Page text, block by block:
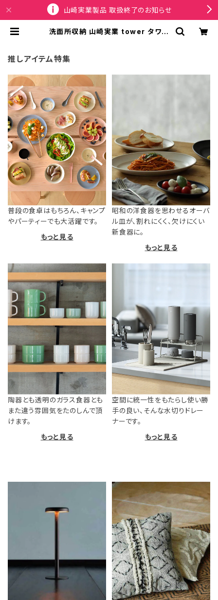
山崎実業製品 取扱終了のお知らせ
洗面所収納 山崎実業 tower タワー
推しアイテム特集
普段の食卓はもちろん、キャンプ
やパーティーでも大活躍です。
もっと見る
昭和の洋食器を思わせるオーバ
ル皿が、割れにくく、欠けにくい
新食器に。
もっと見る
陶器とも透明のガラス食器とも
また違う雰囲気をたのしんで頂
けます。
もっと見る
空間に統一性をもたらし使い勝
手の良い、そんな水切りドレー
ナーです。
もっと見る